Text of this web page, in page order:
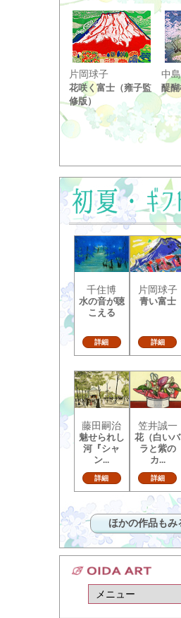
片岡球子
花咲く富士（雍子監
修版）
中
醍醐
千住博
水の音が聴
こえる
詳細
片岡球子
青い富士
詳細
藤田嗣治
魅せられし
河『シャ
ン...
詳細
笠井誠一
花（白いバ
ラと紫の
カ...
詳細
ほかの作品も